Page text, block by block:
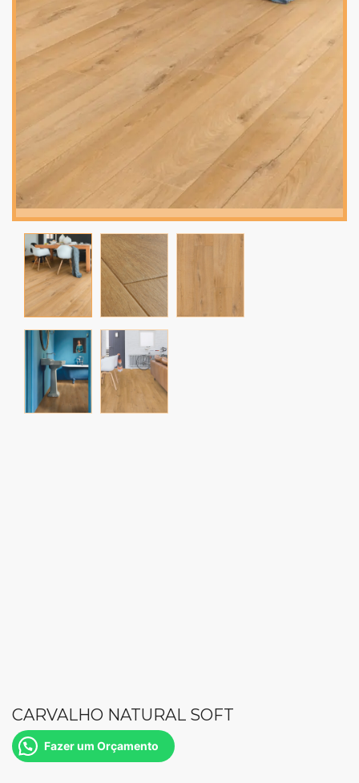
CARVALHO NATURAL SOFT
Fazer um Orçamento